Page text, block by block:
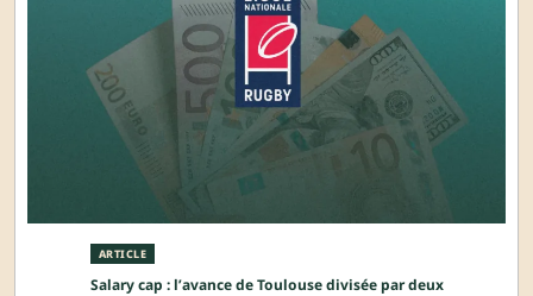
ARTICLE
Salary cap : l’avance de Toulouse divisée par deux